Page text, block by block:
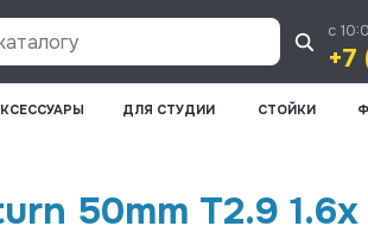
с
+7
ДЛЯ СТУДИИ СТОЙКИ
50mm T2.9